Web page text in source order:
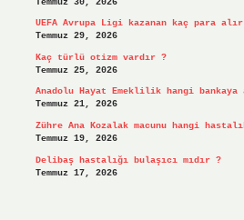
UEFA Avrupa Ligi kazanan kaç para
Temmuz 29, 2026
Kaç türlü otizm vardır ?
Temmuz 25, 2026
Anadolu Hayat Emeklilik hangi
Temmuz 21, 2026
Zühre Ana Kozalak macunu hangi
Temmuz 19, 2026
Delibaş hastalığı bulaşıcı mıdır ?
Temmuz 17, 2026